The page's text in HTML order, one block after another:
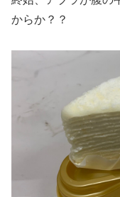
からか？？